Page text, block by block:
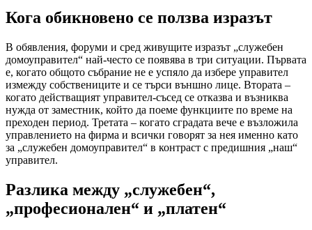
Кога обикновено се ползва изразът
В обявления, форуми и сред живущите изразът „служебен
домоуправител“ най-често се появява в три ситуации. Първата
е, когато общото събрание не е успяло да избере управител
измежду собствениците и се търси външно лице. Втората –
когато действащият управител-съсед се отказва и възниква
нужда от заместник, който да поеме функциите по време на
преходен период. Третата – когато сградата вече е възложила
управлението на фирма и всички говорят за нея именно като
за „служебен домоуправител“ в контраст с предишния „наш“
управител.
Разлика между „служебен“,
„професионален“ и „платен“